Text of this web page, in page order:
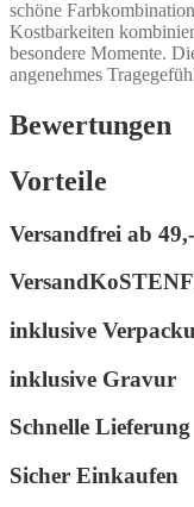
schöne
Kostbarkeiten
besondere Momente.
angenehmes
Bewertungen
Vorteile
Versandfrei ab
inklusive
inklusive Gravur
Schnelle Lieferung
Sicher Einkaufen